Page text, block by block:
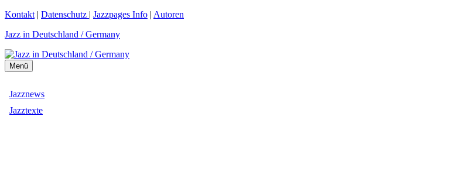
Zum
springen
Kontakt | Datenschutz | Jazzpages Info | Autoren
Jazz in Deutschland / Germany
Menü
Jazznews
Jazztexte